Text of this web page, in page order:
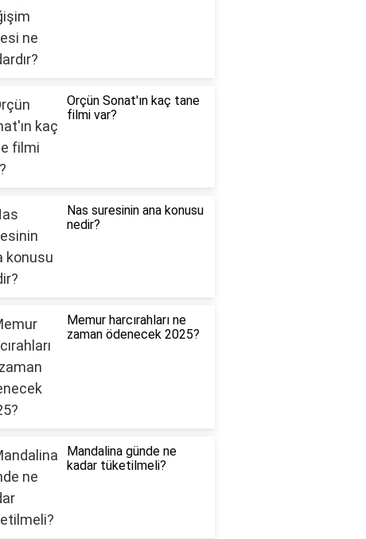
Orçün Sonat'ın kaç tane
filmi var?
Nas suresinin ana konusu
nedir?
Memur harcırahları ne
zaman ödenecek 2025?
Mandalina günde ne
kadar tüketilmeli?